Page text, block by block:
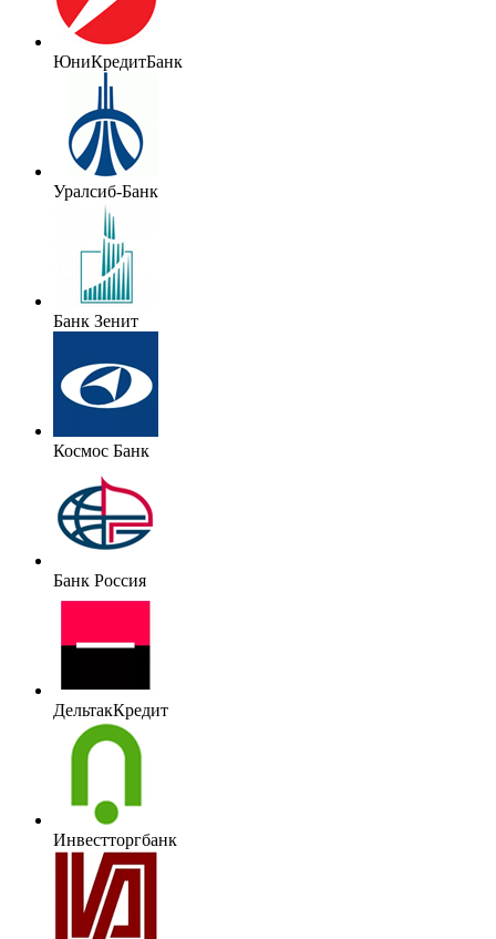
ЮниКредитБанк
Уралсиб-Банк
Банк Зенит
Космос Банк
Банк Россия
ДельтакКредит
Инвестторгбанк